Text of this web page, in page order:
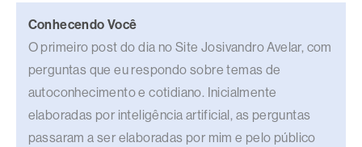
Conhecendo Você
O primeiro post do dia no Site Josivandro Avelar, com
perguntas que eu respondo sobre temas de
autoconhecimento e cotidiano. Inicialmente
elaboradas por inteligência artificial, as perguntas
passaram a ser elaboradas por mim e pelo público